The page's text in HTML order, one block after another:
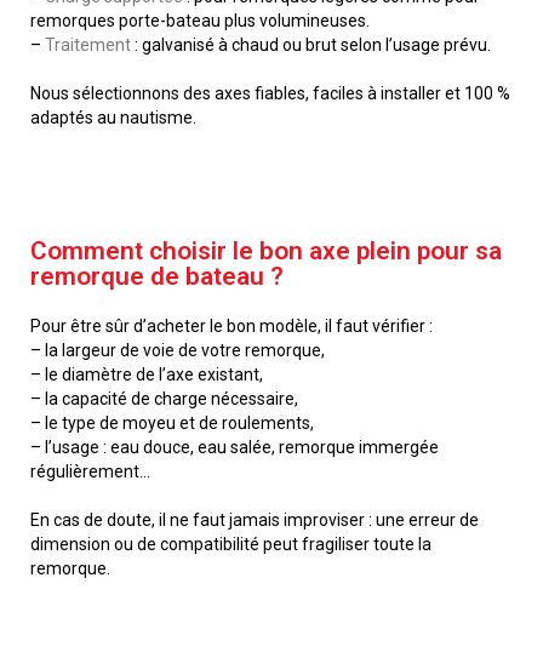
remorques porte-bateau plus volumineuses.
– Traitement: galvanisé à chaud ou brut selon l’usage prévu.
Nous sélectionnons des axes fiables, faciles à installer et 100 %
adaptés au nautisme.
Comment choisir le bon axe plein pour sa
remorque de bateau ?
Pour être sûr d’acheter le bon modèle, il faut vérifier :
– la largeur de voie de votre remorque,
– le diamètre de l’axe existant,
– la capacité de charge nécessaire,
– le type de moyeu et de roulements,
– l’usage : eau douce, eau salée, remorque immergée
régulièrement…
En cas de doute, il ne faut jamais improviser : une erreur de
dimension ou de compatibilité peut fragiliser toute la
remorque.